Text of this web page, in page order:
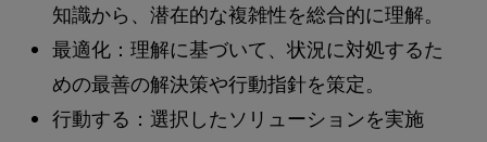
知識から、潜在的な複雑性を総合的に理解。
最適化：理解に基づいて、状況に対処するた
めの最善の解決策や行動指針を策定。
行動する：選択したソリューションを実施